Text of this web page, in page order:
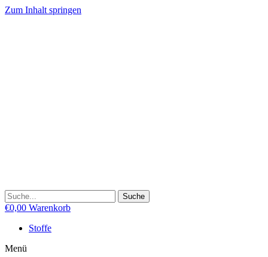
Zum Inhalt springen
Suche
€0,00 Warenkorb
Stoffe
Menü